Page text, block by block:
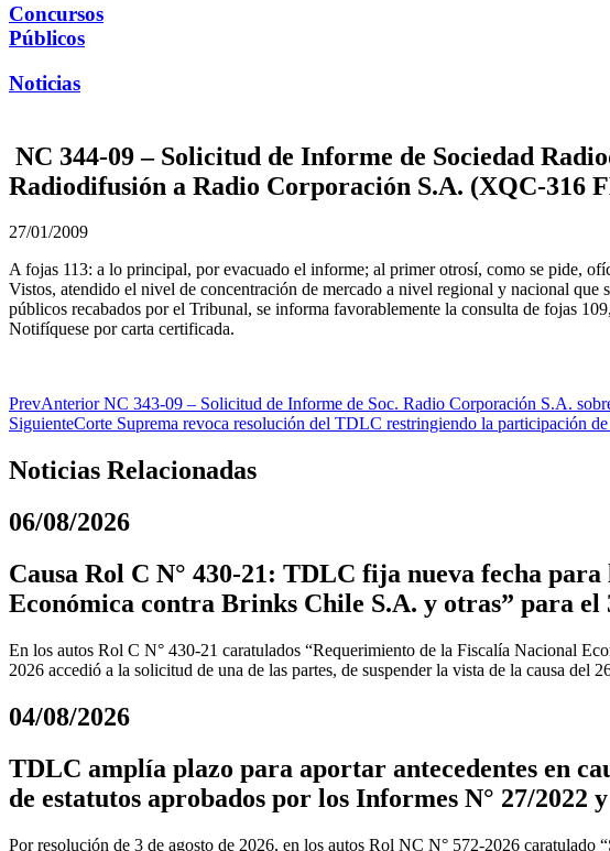
Concursos
Públicos
Noticias
NC 344-09 – Solicitud de Informe de Sociedad
Radiodifusión a Radio Corporación S.A. (XQC-316
27/01/2009
A fojas 113: a lo principal, por evacuado el informe; al primer otrosí, como se pide,
Vistos, atendido el nivel de concentración de mercado a nivel regional y nacional
públicos recabados por el Tribunal, se informa favorablemente la consulta de fojas
Notifíquese por carta certificada.
PrevAnteriorNC 343-09 – Solicitud de Informe de Soc. Radio Corporación S.A.
SiguienteCorte Suprema revoca resolución del TDLC restringiendo la participación
Noticias Relacionadas
06/08/2026
Causa Rol C N° 430-21: TDLC fija nueva fecha
Económica contra Brinks Chile S.A. y otras” para el
En los autos Rol C N° 430-21 caratulados “Requerimiento de la Fiscalía Nacional
2026 accedió a la solicitud de una de las partes, de suspender la vista de la causa del
04/08/2026
TDLC amplía plazo para aportar antecedentes en
de estatutos aprobados por los Informes N° 27/2022
Por resolución de 3 de agosto de 2026, en los autos Rol NC N° 572-2026